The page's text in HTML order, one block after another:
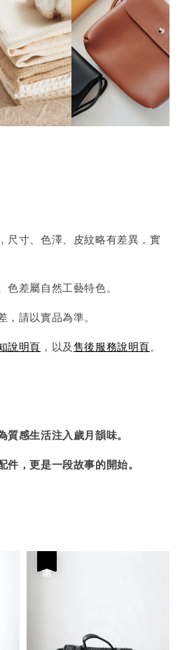
尺寸、色澤、皮紋略有差異，實
差屬自然工藝特色。
請以實品為準。
說明頁 ，以及售後服務說明頁。
感生活注入歲月韻味。
，更是一段故事的開始。